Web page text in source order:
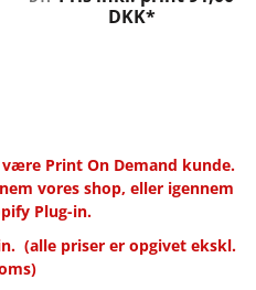
DKK*
Print On Demand kunde.
vores shop, eller igennem
Plug-in.
(alle priser er opgivet ekskl.